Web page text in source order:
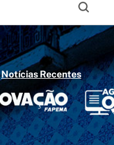
Notícias Recentes